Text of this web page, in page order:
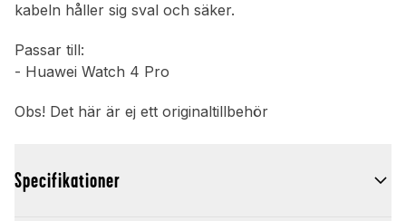
kabeln håller sig sval och säker.
Passar till:
- Huawei Watch 4 Pro
Obs! Det här är ej ett originaltillbehör
Specifikationer